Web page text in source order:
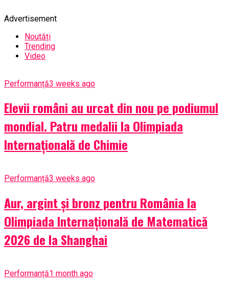
Advertisement
Noutăți
Trending
Video
Performanță3 weeks ago
Elevii români au urcat din nou pe podiumul
mondial. Patru medalii la Olimpiada
Internațională de Chimie
Performanță3 weeks ago
Aur, argint și bronz pentru România la
Olimpiada Internațională de Matematică
2026 de la Shanghai
Performanță1 month ago